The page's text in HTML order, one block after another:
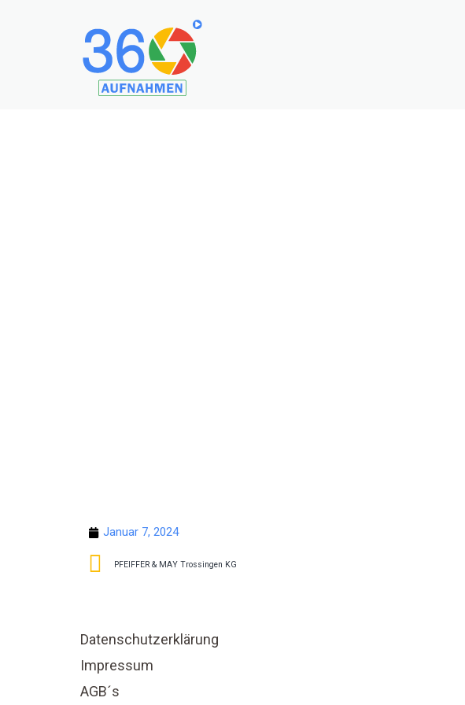
Januar 7, 2024
PFEIFFER & MAY Trossingen KG
Datenschutzerklärung
Impressum
AGB´s